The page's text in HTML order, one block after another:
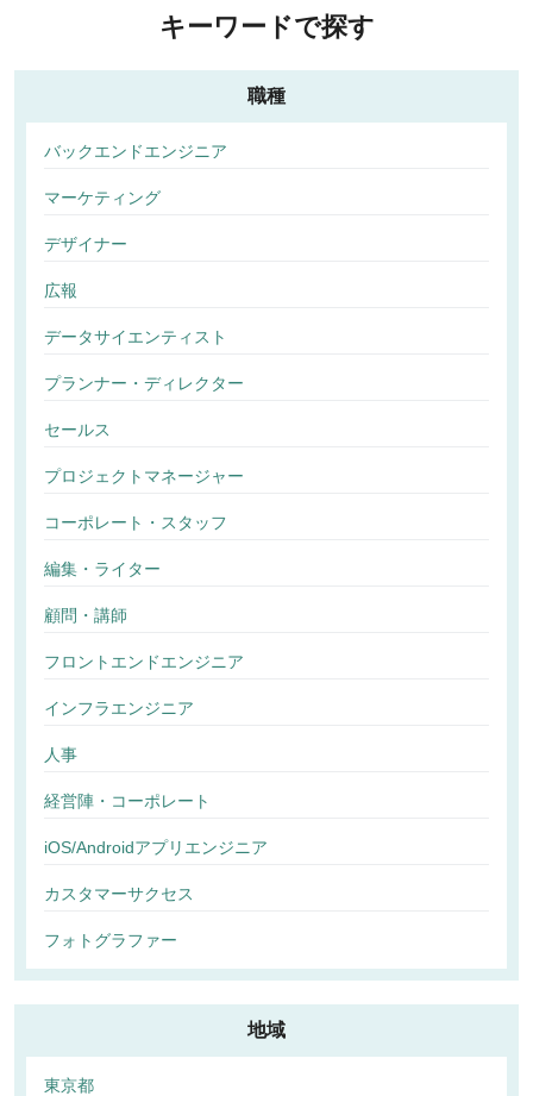
キーワードで探す
職種
バックエンドエンジニア
マーケティング
デザイナー
広報
データサイエンティスト
プランナー・ディレクター
セールス
プロジェクトマネージャー
コーポレート・スタッフ
編集・ライター
顧問・講師
フロントエンドエンジニア
インフラエンジニア
人事
経営陣・コーポレート
iOS/Androidアプリエンジニア
カスタマーサクセス
フォトグラファー
地域
東京都